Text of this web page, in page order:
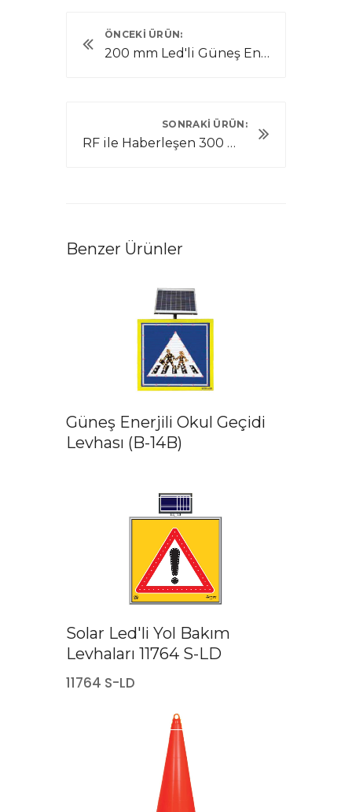
ÖNCEKI ÜRÜN:
200 mm Led'li Güneş Enerjili Flaşör
SONRAKI ÜRÜN:
RF ile Haberleşen 300 mmÇaplı Led'li Güneş Enerjili Flaşör
Benzer Ürünler
Güneş Enerjili Okul Geçidi
Levhası (B-14B)
Solar Led'li Yol Bakım
Levhaları 11764 S-LD
11764 S-LD